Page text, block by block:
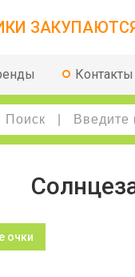
Контакты
очки